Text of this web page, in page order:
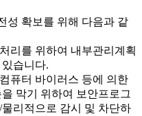
성 확보를 위해 다음과 같
리를 위하여 내부관리계획
습니다.
퓨터 바이러스 등에 의한
막기 위하여 보안프로그
리적으로 감시 및 차단하